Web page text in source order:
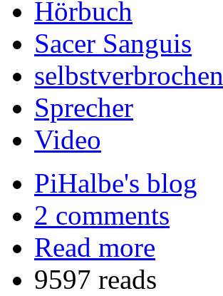
Hörbuch
Sacer Sanguis
selbstverbrochen
Sprecher
Video
PiHalbe's blog
2 comments
Read more
9597 reads